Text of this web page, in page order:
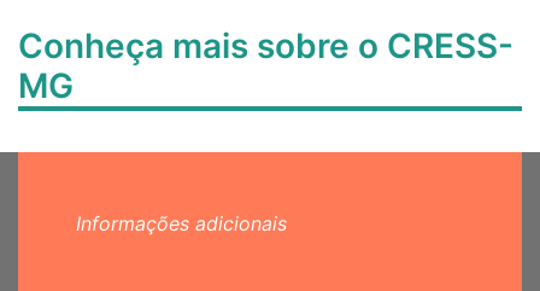
Conheça mais sobre o CRESS-
MG
Informações adicionais